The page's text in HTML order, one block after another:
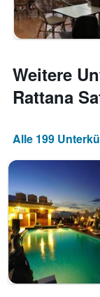
Weitere
Rattana
Alle 199